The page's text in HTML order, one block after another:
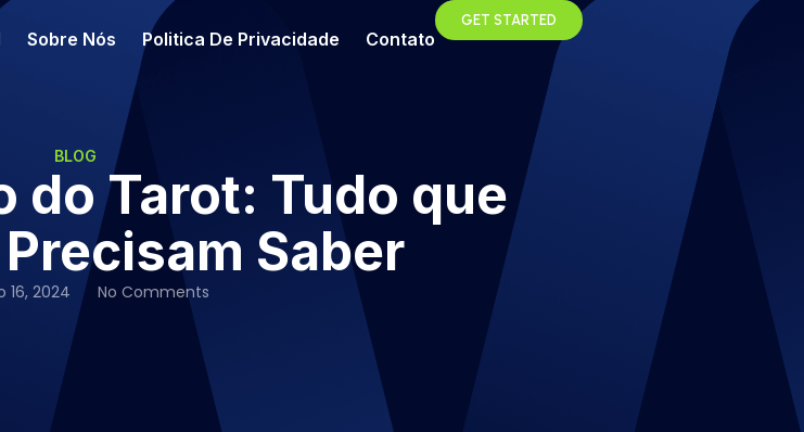
Sobre Nós Politica De Privacidade Contato
GET STARTED
BLOG
do Tarot: Tudo que
Saber
16, 2024 No Comments